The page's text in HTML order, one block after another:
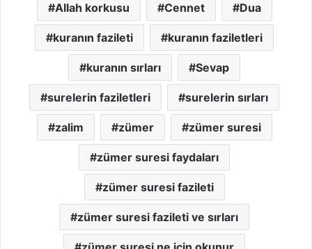
Allah korkusu Cennet Dua
kuranın fazileti kuranın faziletleri
kuranın sırları Sevap
surelerin faziletleri surelerin sırları
zalim zümer zümer suresi
zümer suresi faydaları
zümer suresi fazileti
zümer suresi fazileti ve sırları